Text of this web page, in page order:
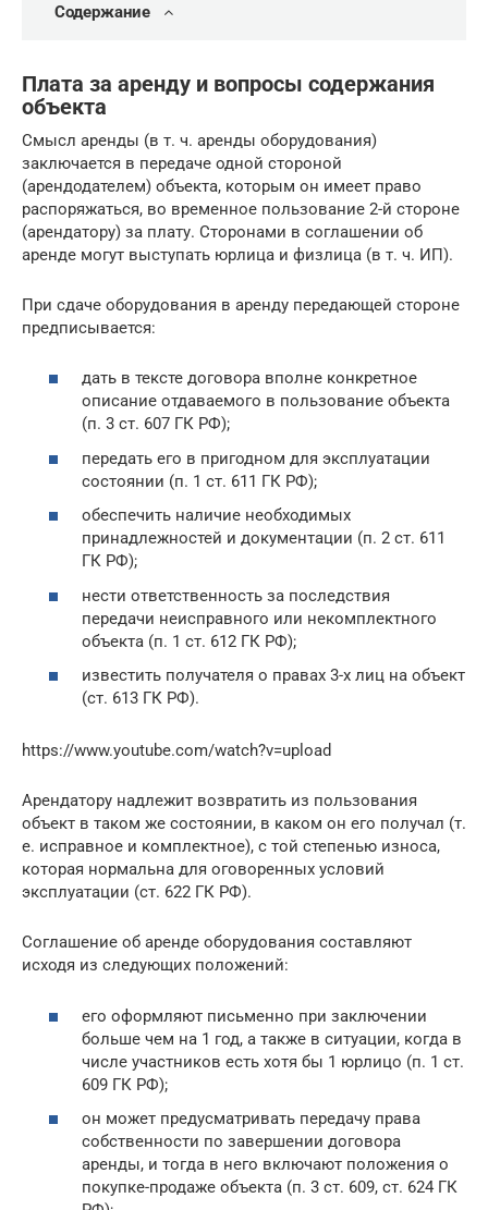
Содержание
Плата за аренду и вопросы содержания
объекта
Смысл аренды (в т. ч. аренды оборудования)
заключается в передаче одной стороной
(арендодателем) объекта, которым он имеет право
распоряжаться, во временное пользование 2-й стороне
(арендатору) за плату. Сторонами в соглашении об
аренде могут выступать юрлица и физлица (в т. ч. ИП).
При сдаче оборудования в аренду передающей стороне
предписывается:
дать в тексте договора вполне конкретное
описание отдаваемого в пользование объекта
(п. 3 ст. 607 ГК РФ);
передать его в пригодном для эксплуатации
состоянии (п. 1 ст. 611 ГК РФ);
обеспечить наличие необходимых
принадлежностей и документации (п. 2 ст. 611
ГК РФ);
нести ответственность за последствия
передачи неисправного или некомплектного
объекта (п. 1 ст. 612 ГК РФ);
известить получателя о правах 3-х лиц на объект
(ст. 613 ГК РФ).
https://www.youtube.com/watch?v=upload
Арендатору надлежит возвратить из пользования
объект в таком же состоянии, в каком он его получал (т.
е. исправное и комплектное), с той степенью износа,
которая нормальна для оговоренных условий
эксплуатации (ст. 622 ГК РФ).
Соглашение об аренде оборудования составляют
исходя из следующих положений:
его оформляют письменно при заключении
больше чем на 1 год, а также в ситуации, когда в
числе участников есть хотя бы 1 юрлицо (п. 1 ст.
609 ГК РФ);
он может предусматривать передачу права
собственности по завершении договора
аренды, и тогда в него включают положения о
покупке-продаже объекта (п. 3 ст. 609, ст. 624 ГК